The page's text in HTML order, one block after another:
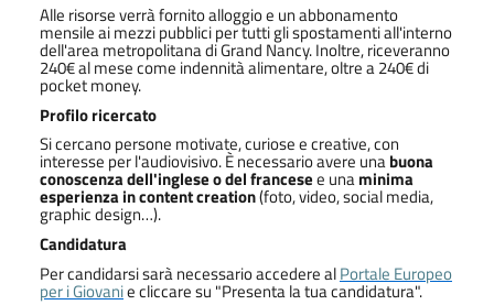
Alle risorse verrà fornito alloggio e un abbonamento
mensile ai mezzi pubblici per tutti gli spostamenti all'interno
dell'area metropolitana di Grand Nancy. Inoltre, riceveranno
240€ al mese come indennità alimentare, oltre a 240€ di
pocket money.
Profilo ricercato
Si cercano persone motivate, curiose e creative, con
interesse per l'audiovisivo. È necessario avere unabuona
conoscenza dell'inglese o del francesee unaminima
esperienza in content creation(foto, video, social media,
graphic design…).
Candidatura
Per candidarsi sarà necessario accedere alPortale Europeo
per i Giovanie cliccare su "Presenta la tua candidatura".